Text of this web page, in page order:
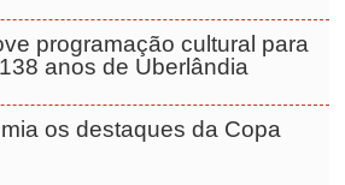
programação cultural para
anos de Uberlândia
os destaques da Copa